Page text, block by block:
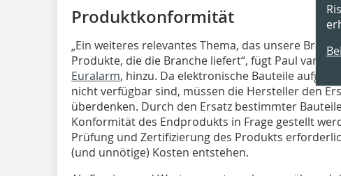
Produktkonformität
„Ein weiteres relevantes Thema, das unsere
Produkte, die die Branche liefert“, fügt Paul van
Euralarm, hinzu. Da elektronische Bauteile
nicht verfügbar sind, müssen die Hersteller den
überdenken. Durch den Ersatz bestimmter
Konformität des Endprodukts in Frage gestellt
Prüfung und Zertifizierung des Produkts
(und unnötige) Kosten entstehen.